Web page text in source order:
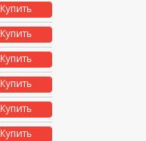
Купить
Купить
Купить
Купить
Купить
Купить